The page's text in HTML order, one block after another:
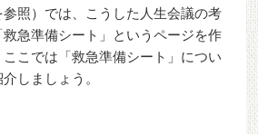
参照）では、こうした人生会議の考
急準備シート」というページを作
こでは「救急準備シート」につい
しましょう。